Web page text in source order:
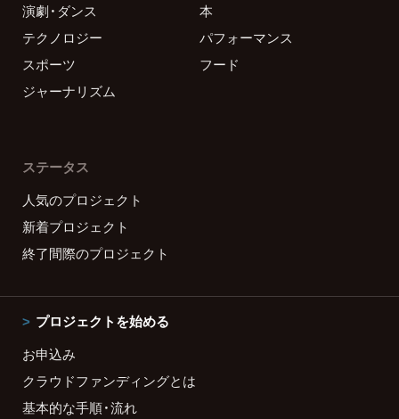
演劇・ダンス
本
テクノロジー
パフォーマンス
スポーツ
フード
ジャーナリズム
ステータス
人気のプロジェクト
新着プロジェクト
終了間際のプロジェクト
プロジェクトを始める
お申込み
クラウドファンディングとは
基本的な手順・流れ